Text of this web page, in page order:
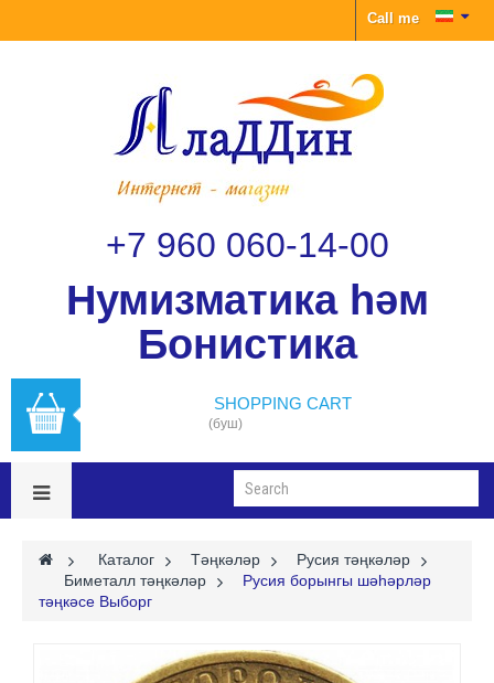
Call me
+7 960 060-14-00
Нумизматика һәм
Бонистика
SHOPPING CART
(буш)
> Каталог > Тәңкәләр >
Русия тәңкәләр
Биметалл тәңкәләр >
Русия борынгы шәһәрләр
тәңкәсе Выборг